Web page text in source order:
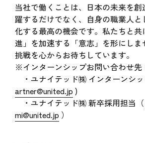
当社で働くことは、日本の未来を
躍するだけでなく、自身の職業人
化する最高の機会です。私たちと
進」を加速する「意志」を形にし
挑戦を心からお待ちしています。
※インターンシップお問い合わせ先
・ユナイテッド㈱ インターンシ
artner@united.jp )
・ユナイテッド㈱ 新卒採用担当（
mi@united.jp ）